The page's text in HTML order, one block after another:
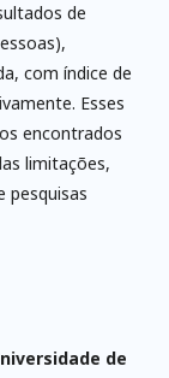
de
com índice de
Esses
encontrados
limitações,
pesquisas
de